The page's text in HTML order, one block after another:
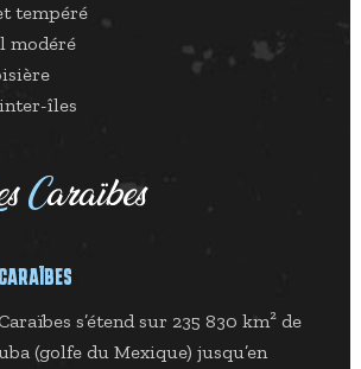
tempéré
modéré
îles
s’étend sur 235 830 km² de
(golfe du Mexique) jusqu’en